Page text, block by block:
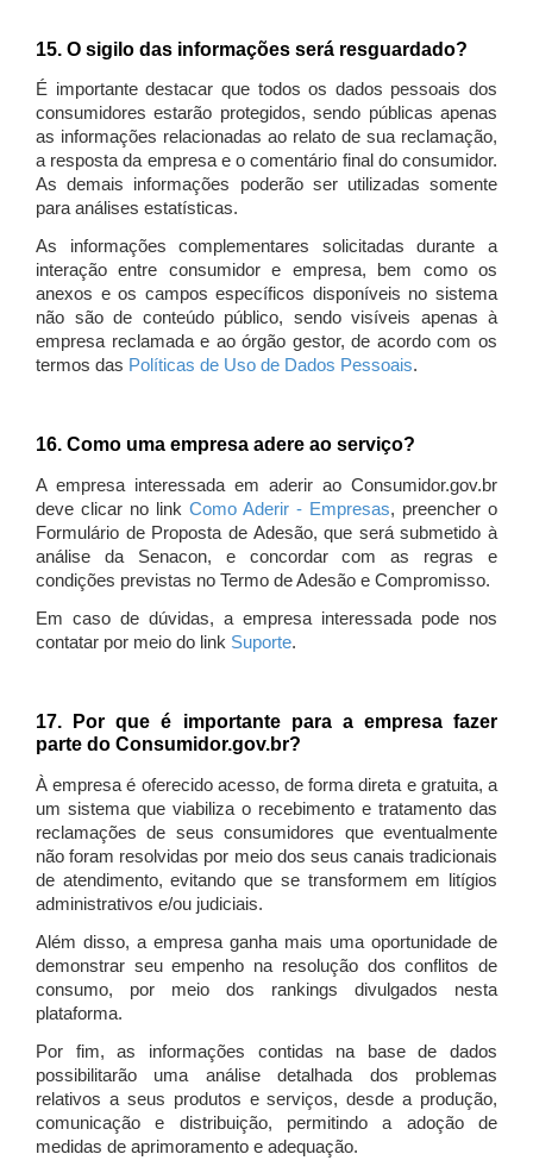
15. O sigilo das informações será resguardado?
É importante destacar que todos os dados pessoais dos
consumidores estarão protegidos, sendo públicas apenas
as informações relacionadas ao relato de sua reclamação,
a resposta da empresa e o comentário final do consumidor.
As demais informações poderão ser utilizadas somente
para análises estatísticas.
As informações complementares solicitadas durante a
interação entre consumidor e empresa, bem como os
anexos e os campos específicos disponíveis no sistema
não são de conteúdo público, sendo visíveis apenas à
empresa reclamada e ao órgão gestor, de acordo com os
termos das Políticas de Uso de Dados Pessoais.
16. Como uma empresa adere ao serviço?
A empresa interessada em aderir ao Consumidor.gov.br
deve clicar no link Como Aderir - Empresas, preencher o
Formulário de Proposta de Adesão, que será submetido à
análise da Senacon, e concordar com as regras e
condições previstas no Termo de Adesão e Compromisso.
Em caso de dúvidas, a empresa interessada pode nos
contatar por meio do link Suporte.
17. Por que é importante para a empresa fazer
parte do Consumidor.gov.br?
À empresa é oferecido acesso, de forma direta e gratuita, a
um sistema que viabiliza o recebimento e tratamento das
reclamações de seus consumidores que eventualmente
não foram resolvidas por meio dos seus canais tradicionais
de atendimento, evitando que se transformem em litígios
administrativos e/ou judiciais.
Além disso, a empresa ganha mais uma oportunidade de
demonstrar seu empenho na resolução dos conflitos de
consumo, por meio dos rankings divulgados nesta
plataforma.
Por fim, as informações contidas na base de dados
possibilitarão uma análise detalhada dos problemas
relativos a seus produtos e serviços, desde a produção,
comunicação e distribuição, permitindo a adoção de
medidas de aprimoramento e adequação.